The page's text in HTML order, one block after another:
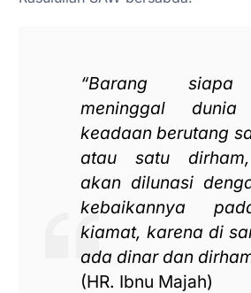
“Barang
meninggal
keadaan berutang
atau satu
akan dilunasi
kebaikannya
kiamat, karena di
ada dinar dan
(HR. Ibnu Majah)